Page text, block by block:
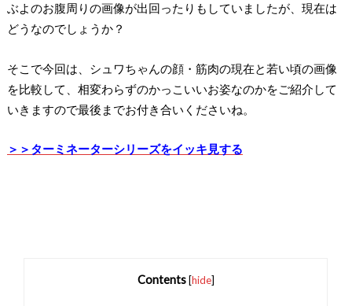
ぶよのお腹周りの画像が出回ったりもしていましたが、現在は
どうなのでしょうか？
そこで今回は、シュワちゃんの顔・筋肉の現在と若い頃の画像
を比較して、相変わらずのかっこいいお姿なのかをご紹介して
いきますので最後までお付き合いくださいね。
＞＞ターミネーターシリーズをイッキ見する
Contents [hide]